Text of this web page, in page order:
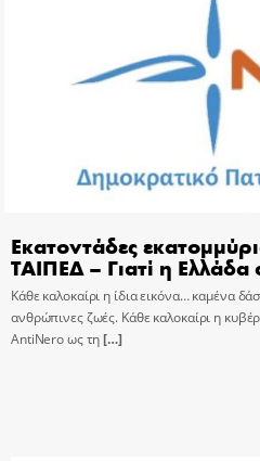
Εκατοντάδες
ΤΑΙΠΕΔ – Γιατί η Ελλάδα
Κάθε καλοκαίρι η ίδια εικόνα… καμένα
ανθρώπινες ζωές. Κάθε καλοκαίρι η
AntiNero ως τη[…]